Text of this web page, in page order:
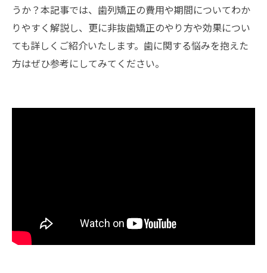
うか？本記事では、歯列矯正の費用や期間についてわか
りやすく解説し、更に非抜歯矯正のやり方や効果につい
ても詳しくご紹介いたします。歯に関する悩みを抱えた
方はぜひ参考にしてみてください。